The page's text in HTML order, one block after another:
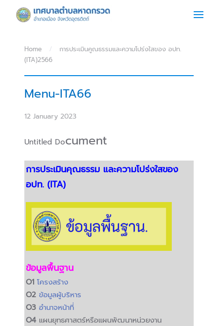
Skip to main content
Home
การประเมินคูณธรรมและความโปร่งใสของ อปท.
(ITA)2566
Menu-ITA66
12 January 2023
Untitled Document
การประเมินคุณธรรม และความโปร่งใสของ
อปท. (ITA)
ข้อมูลพื้นฐาน
O1 โครงสร้าง
O2 ข้อมูลผู้บริหาร
O3 อำนาจหน้าที่
O4แผนยุทธศาสตร์หรือแผนพัฒนาหน่วยงาน